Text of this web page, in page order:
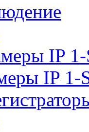
IP 1-
IP 1-